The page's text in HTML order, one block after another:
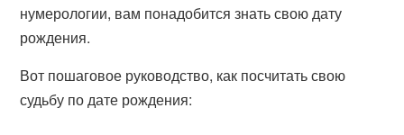
нумерологии, вам понадобится знать свою дату
рождения.
Вот пошаговое руководство, как посчитать свою
судьбу по дате рождения: